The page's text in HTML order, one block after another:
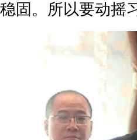
稳固。所以要动摇